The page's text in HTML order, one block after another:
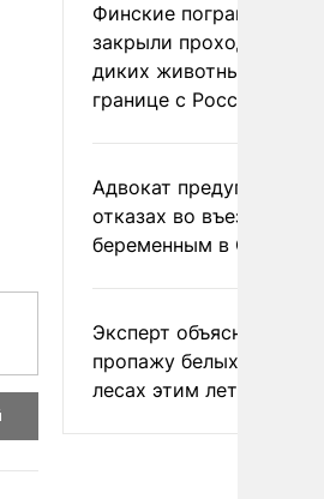
Финские пограничники
закрыли проходы для
диких животных на
границе с Россией
Адвокат предупредил
отказах во въезде
беременным в США
Эксперт объяснил
пропажу белых грибов
лесах этим летом